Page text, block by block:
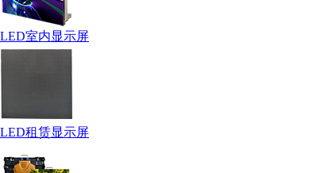
LED室内显示屏
LED租赁显示屏